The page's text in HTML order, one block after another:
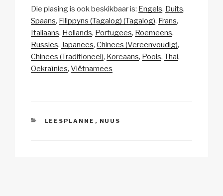
p
y
Li
n
ail c
e
b
o
at
s
A
p
a
p
c
h
ar
e
Die plasing is ook beskikbaar is: Engels Duits
Spaans Filippyns (Tagalog) (Tagalog) Frans
Italiaans Hollands Portugees Roemeens
Russies Japanees Chinees (Vereenvoudig)
Chinees (Traditioneel) Koreaans Pools Thai
Oekraïnies Viëtnamees
CATEGORIES
LEESPLANNE , NUUS